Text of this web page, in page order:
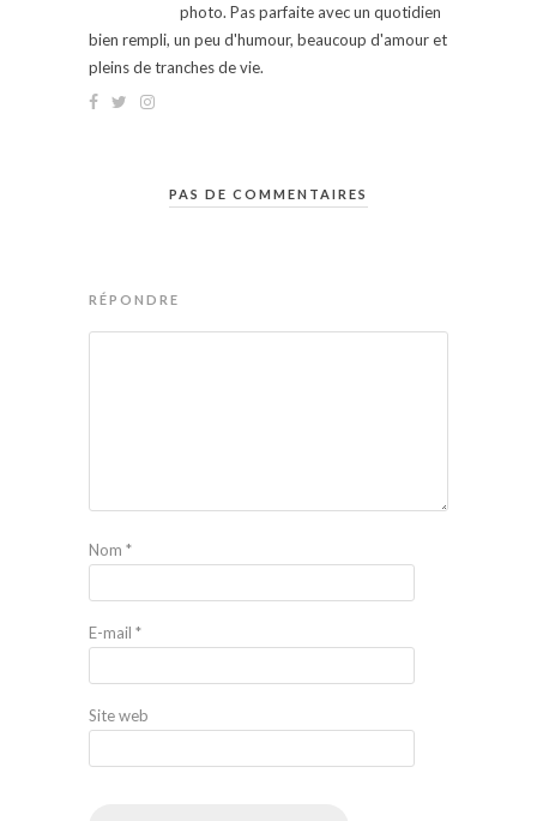
photo. Pas parfaite avec un quotidien
bien rempli, un peu d'humour, beaucoup d'amour et
pleins de tranches de vie.
PAS DE COMMENTAIRES
RÉPONDRE
Nom *
E-mail *
Site web